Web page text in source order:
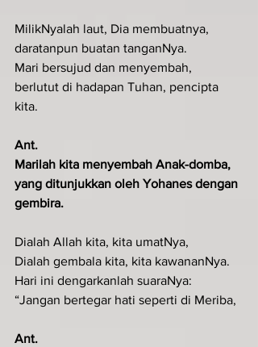
MilikNyalah laut, Dia membuatnya,
daratanpun buatan tanganNya.
Mari bersujud dan menyembah,
berlutut di hadapan Tuhan, pencipta
kita.
Ant.
Marilah kita menyembah Anak-domba,
yang ditunjukkan oleh Yohanes dengan
gembira.
Dialah Allah kita, kita umatNya,
Dialah gembala kita, kita kawananNya.
Hari ini dengarkanlah suaraNya:
“Jangan bertegar hati seperti di Meriba,
Ant.